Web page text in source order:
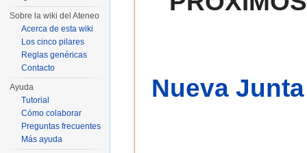
Nueva
Sobre la wiki del Ateneo
Acerca de esta wiki
Los cinco pilares
Reglas genéricas
Contacto
Ayuda
Tutorial
Cómo colaborar
Preguntas frecuentes
Más ayuda